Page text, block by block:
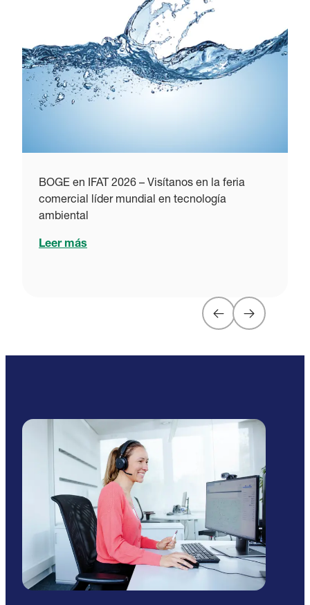
BOGE en IFAT 2026 – Visítanos en la feria
comercial líder mundial en tecnología
ambiental
Leer más